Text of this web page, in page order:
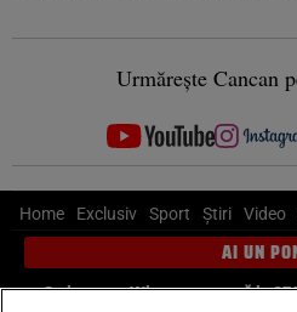
Urmărește Cancan
Home Exclusiv Sport Știri Video
AI UN
Scrie-ne pe Whatsapp, sună la